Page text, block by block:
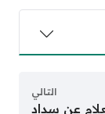
التالي
عن سداد